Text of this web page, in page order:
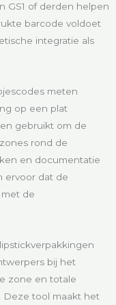
GS1 of derden helpen
barcode voldoet
integratie als
meten
op een plat
gebruikt om de
rond de
en documentatie
ervoor dat de
de
bij het
zone en totale
Deze tool maakt het